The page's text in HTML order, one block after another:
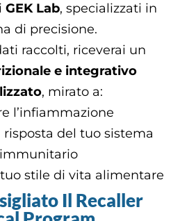
GEK Lab, specializzati in
di precisione.
raccolti, riceverai un
e integrativo
, mirato a:
l’infiammazione
risposta del tuo sistema
immunitario
stile di vita alimentare
Il Recaller